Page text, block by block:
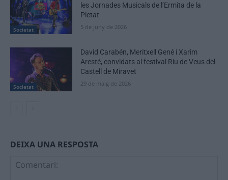
Societat
les Jornades Musicals de l’Ermita de la
Pietat
5 de juny de 2026
Societat
David Carabén, Meritxell Gené i Xarim
Aresté, convidats al festival Riu de Veus del
Castell de Miravet
29 de maig de 2026
DEIXA UNA RESPOSTA